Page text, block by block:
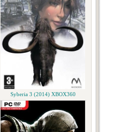
Syberia 3 (2014) XBOX360